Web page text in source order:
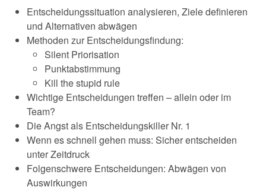
Entscheidungssituation analysieren, Ziele definieren
und Alternativen abwägen
Methoden zur Entscheidungsfindung:
Silent Priorisation
Punktabstimmung
Kill the stupid rule
Wichtige Entscheidungen treffen – allein oder im
Team?
Die Angst als Entscheidungskiller Nr. 1
Wenn es schnell gehen muss: Sicher entscheiden
unter Zeitdruck
Folgenschwere Entscheidungen: Abwägen von
Auswirkungen